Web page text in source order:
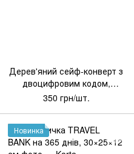
Дерев'яний сейф-конверт з
двоцифровим кодом,
графіт, 18×9×3 см
350 грн/шт.
Новинка